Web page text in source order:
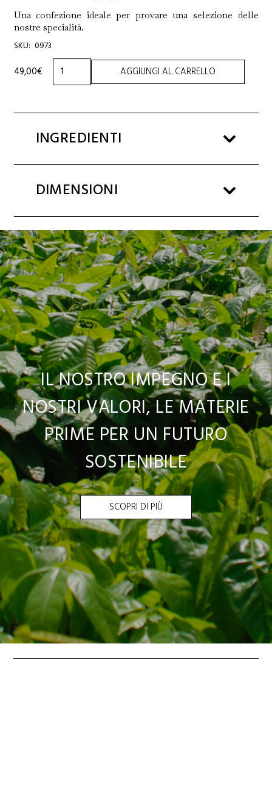
Una confezione ideale per provare una selezione delle
nostre specialità.
SKU: 0973
49,00€
SELEZIONE
ASSORTITA
330g
AGGIUNGI AL CARRELLO
INGREDIENTI
DIMENSIONI
IL NOSTRO IMPEGNO E I
NOSTRI VALORI, LE MATERIE
PRIME PER UN FUTURO
SOSTENIBILE
SCOPRI DI PIÙ